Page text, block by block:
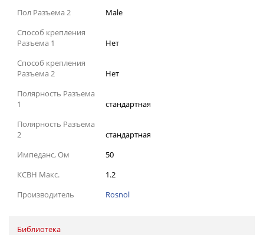
Пол Разъема 2
Male
Способ крепления
Разъема 1
Нет
Способ крепления
Разъема 2
Нет
Полярность Разъема
1
стандартная
Полярность Разъема
2
стандартная
Импеданс, Ом
50
КСВН Макс.
1.2
Производитель
Rosnol
Библиотека